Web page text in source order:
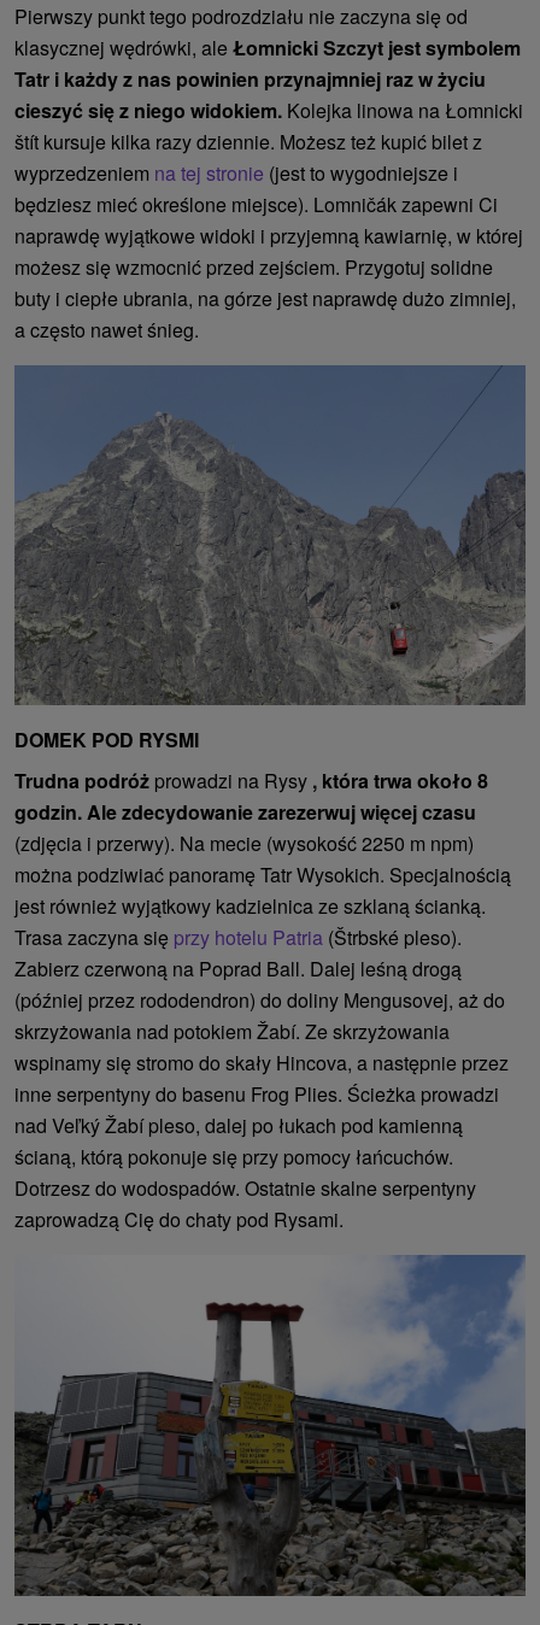
Pierwszy punkt tego podrozdziału nie zaczyna się od
klasycznej wędrówki, ale Łomnicki Szczyt jest symbolem
Tatr i każdy z nas powinien przynajmniej raz w życiu
cieszyć się z niego widokiem. Kolejka linowa na Łomnicki
štít kursuje kilka razy dziennie. Możesz też kupić bilet z
wyprzedzeniem na tej stronie (jest to wygodniejsze i
będziesz mieć określone miejsce). Lomničák zapewni Ci
naprawdę wyjątkowe widoki i przyjemną kawiarnię, w której
możesz się wzmocnić przed zejściem. Przygotuj solidne
buty i ciepłe ubrania, na górze jest naprawdę dużo zimniej,
a często nawet śnieg.
DOMEK POD RYSMI
Trudna podróż prowadzi na Rysy , która trwa około 8
godzin.Ale zdecydowanie zarezerwuj więcej czasu
(zdjęcia i przerwy). Na mecie (wysokość 2250 m npm)
można podziwiać panoramę Tatr Wysokich. Specjalnością
jest również wyjątkowy kadzielnica ze szklaną ścianką.
Trasa zaczyna się przy hotelu Patria (Štrbské pleso).
Zabierz czerwoną na Poprad Ball. Dalej leśną drogą
(później przez rododendron) do doliny Mengusovej, aż do
skrzyżowania nad potokiem Žabí. Ze skrzyżowania
wspinamy się stromo do skały Hincova, a następnie przez
inne serpentyny do basenu Frog Plies. Ścieżka prowadzi
nad Veľký Žabí pleso, dalej po łukach pod kamienną
ścianą, którą pokonuje się przy pomocy łańcuchów.
Dotrzesz do wodospadów. Ostatnie skalne serpentyny
zaprowadzą Cię do chaty pod Rysami.